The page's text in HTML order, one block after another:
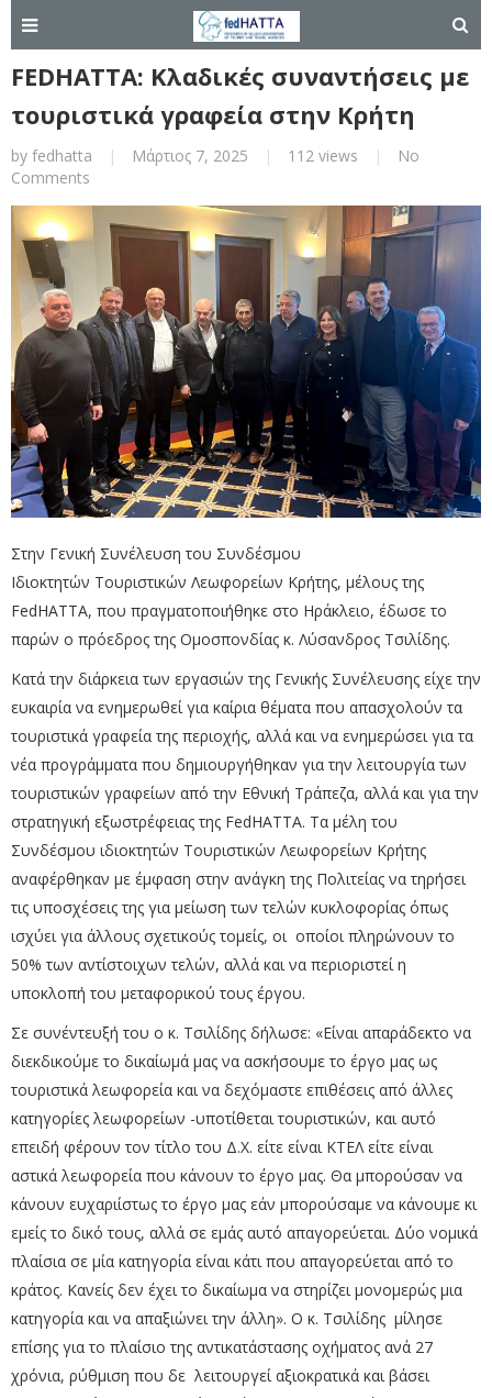
FEDHATTA: Κλαδικές συναντήσεις με
τουριστικά γραφεία στην Κρήτη
by fedhatta | Μάρτιος 7, 2025 | 112 views |
No
Comments
Στην Γενική Συνέλευση του Συνδέσμου
Ιδιοκτητών Τουριστικών Λεωφορείων Κρήτης, μέλους της
FedHATTA, που πραγματοποιήθηκε στο Ηράκλειο, έδωσε το
παρών ο πρόεδρος της Ομοσπονδίας κ. Λύσανδρος Τσιλίδης.
Κατά την διάρκεια των εργασιών της Γενικής Συνέλευσης είχε την
ευκαιρία να ενημερωθεί για καίρια θέματα που απασχολούν τα
τουριστικά γραφεία της περιοχής, αλλά και να ενημερώσει για τα
νέα προγράμματα που δημιουργήθηκαν για την λειτουργία των
τουριστικών γραφείων από την Εθνική Τράπεζα, αλλά και για την
στρατηγική εξωστρέφειας της FedHATTA. Τα μέλη του
Συνδέσμου ιδιοκτητών Τουριστικών Λεωφορείων Κρήτης
αναφέρθηκαν με έμφαση στην ανάγκη της Πολιτείας να τηρήσει
τις υποσχέσεις της για μείωση των τελών κυκλοφορίας όπως
ισχύει για άλλους σχετικούς τομείς, οι οποίοι πληρώνουν το
50% των αντίστοιχων τελών, αλλά και να περιοριστεί η
υποκλοπή του μεταφορικού τους έργου.
Σε συνέντευξή του ο κ. Τσιλίδης δήλωσε: «Είναι απαράδεκτο να
διεκδικούμε το δικαίωμά μας να ασκήσουμε το έργο μας ως
τουριστικά λεωφορεία και να δεχόμαστε επιθέσεις από άλλες
κατηγορίες λεωφορείων -υποτίθεται τουριστικών, και αυτό
επειδή φέρουν τον τίτλο του Δ.Χ. είτε είναι ΚΤΕΛ είτε είναι
αστικά λεωφορεία που κάνουν το έργο μας. Θα μπορούσαν να
κάνουν ευχαριίστως το έργο μας εάν μπορούσαμε να κάνουμε κι
εμείς το δικό τους, αλλά σε εμάς αυτό απαγορεύεται. Δύο νομικά
πλαίσια σε μία κατηγορία είναι κάτι που απαγορεύεται από το
κράτος. Κανείς δεν έχει το δικαίωμα να στηρίζει μονομερώς μια
κατηγορία και να απαξιώνει την άλλη». Ο κ. Τσιλίδης μίλησε
επίσης για το πλαίσιο της αντικατάστασης οχήματος ανά 27
χρόνια, ρύθμιση που δε λειτουργεί αξιοκρατικά και βάσει